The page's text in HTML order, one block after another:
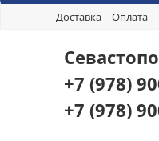
Доставка Оплата
+7 (978)
+7 (978)